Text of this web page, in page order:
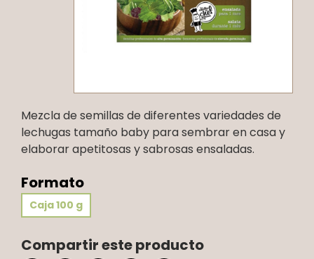
Mezcla de semillas de diferentes variedades de
lechugas tamaño baby para sembrar en casa y
elaborar apetitosas y sabrosas ensaladas.
Formato
Caja 100 g
Compartir este producto